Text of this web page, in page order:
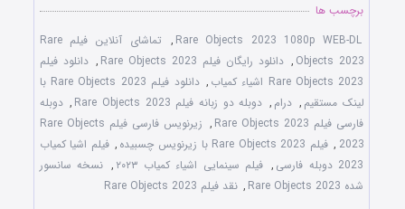
برچسب ها
Rare Objects 2023 1080p WEB-DL
,
تماشای آنلاین فیلم Rare
Objects 2023
, دانلود رایگان فیلم Rare Objects 2023 , دانلود فیلم
Rare Objects 2023 اشیاء کمیاب
,
دانلود فیلم Rare Objects 2023 با
لینک مستقیم , درام , دوبله دو زبانه فیلم Rare Objects 2023 , دوبله
فارسی فیلم Rare Objects 2023
,
زیرنویس فارسی فیلم Rare Objects
2023
, فیلم Rare Objects 2023 با زیرنویس چسبیده , فیلم اشیا کمیاب
2023 دوبله فارسی
, فیلم سینمایی اشیاء کمیاب ۲۰۲۳ , نسخه سانسور
شده Rare Objects 2023
, نقد فیلم Rare Objects 2023